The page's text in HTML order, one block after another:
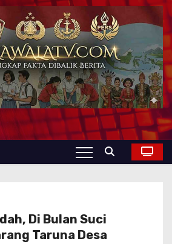
Di Bulan Suci
Taruna Desa